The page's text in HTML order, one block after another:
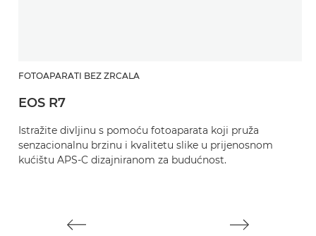
FOTOAPARATI BEZ ZRCALA
EOS R7
Istražite divljinu s pomoću fotoaparata koji pruža
senzacionalnu brzinu i kvalitetu slike u prijenosnom
kućištu APS-C dizajniranom za budućnost.